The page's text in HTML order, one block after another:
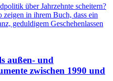
über Jahrzehnte scheitern?
in ihrem Buch, dass ein
geduldigem Geschehenlassen
außen- und
zwischen 1990 und